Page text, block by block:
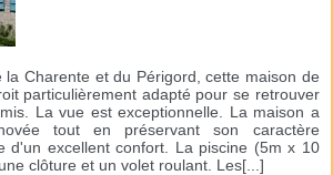
la Charente et du Périgord, cette maison de
particulièrement adapté pour se retrouver
La vue est exceptionnelle. La maison a
tout en préservant son caractère
d'un excellent confort. La piscine (5m x 10
clôture et un volet roulant. Les[...]